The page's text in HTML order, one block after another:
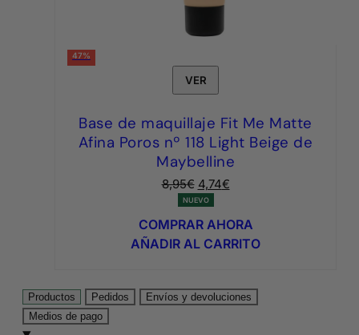
47%
VER
Base de maquillaje Fit Me Matte
Afina Poros nº 118 Light Beige de
Maybelline
8,95€ El
precio
original
era:
8,95€.
4,74€El
actual
es:
4,74€.
NUEVO
COMPRAR AHORA
AÑADIR AL CARRITO
Productos Pedidos
Envíos y devoluciones
Medios de pago